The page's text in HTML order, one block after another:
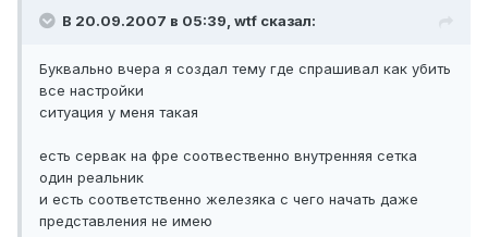
В 20.09.2007 в 05:39, wtf сказал:
Буквально вчера я создал тему где спрашивал как убить
все настройки
ситуация у меня такая
есть сервак на фре соотвественно внутренняя сетка
один реальник
и есть соответственно железяка с чего начать даже
представления не имею